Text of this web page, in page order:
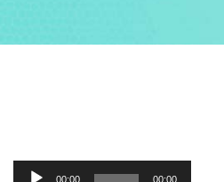
PODCAST
ABRANGÊNCIA
Tocador
00:00 00:00